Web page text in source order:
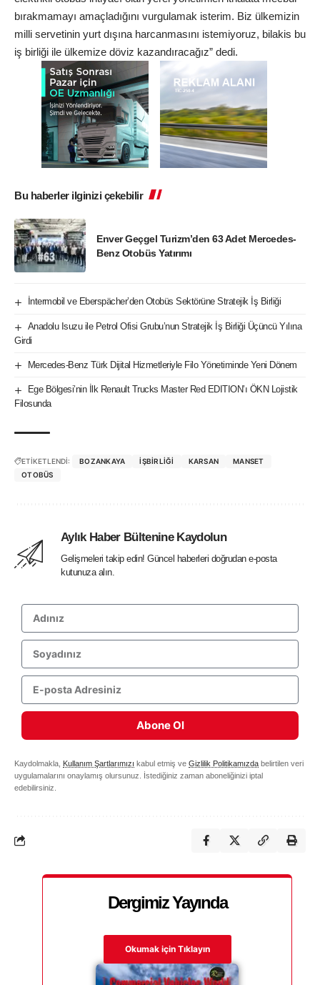
bırakmamayı amaçladığını vurgulamak isterim. Biz ülkemizin
milli servetinin yurt dışına harcanmasını istemiyoruz, bilakis bu
iş birliği ile ülkemize döviz kazandıracağız” dedi.
Bu haberler ilginizi çekebilir
Enver Geçgel Turizm’den 63 Adet Mercedes-
Benz Otobüs Yatırımı
İntermobil ve Eberspächer’den Otobüs Sektörüne Stratejik İş Birliği
Anadolu Isuzu ile Petrol Ofisi Grubu’nun Stratejik İş Birliği Üçüncü Yılına
Girdi
Mercedes-Benz Türk Dijital Hizmetleriyle Filo Yönetiminde Yeni Dönem
Ege Bölgesi’nin İlk Renault Trucks Master Red EDITION’ı ÖKN Lojistik
Filosunda
ETİKETLENDİ: BOZANKAYA IŞBIRLIĞI KARSAN
MANSET
OTOBÜS
Aylık Haber Bültenine Kaydolun
Gelişmeleri takip edin! Güncel haberleri doğrudan e-posta
kutunuza alın.
Abone Ol
Kaydolmakla, Kullanım Şartlarımızı kabul etmiş ve Gizlilik Politikamızda belirtilen veri
uygulamalarını onaylamış olursunuz. İstediğiniz zaman aboneliğinizi iptal
edebilirsiniz.
Dergimiz Yayında
Okumak için Tıklayın